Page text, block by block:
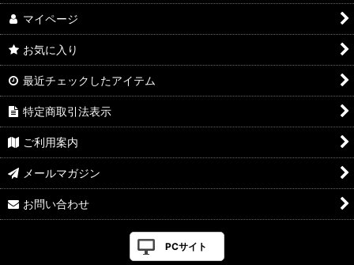
マイページ
お気に入り
最近チェックしたアイテム
特定商取引法表示
ご利用案内
メールマガジン
お問い合わせ
PCサイト